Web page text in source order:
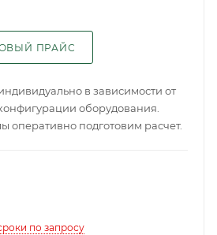
ПРАЙС
в зависимости от
оборудования.
оперативно подготовим расчет.
по запросу